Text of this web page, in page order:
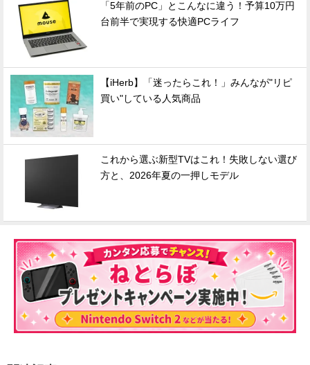
「5年前のPC」とこんなに違う！予算10万円
台前半で実現する快適PCライフ
【iHerb】「迷ったらこれ！」みんなが"リピ
買い"している人気商品
これから選ぶ新型TVはこれ！失敗しない選び
方と、2026年夏の一押しモデル